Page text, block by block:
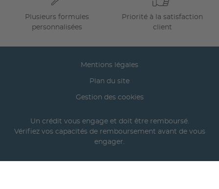
Plusieurs formules
personnalisées
Priorité à la satisfaction
client
Mentions légales
Plan du site
Gestion des cookies
Un crédit vous engage et doit être remboursé.
Vérifiez vos capacités de remboursement avant de vous
engager.